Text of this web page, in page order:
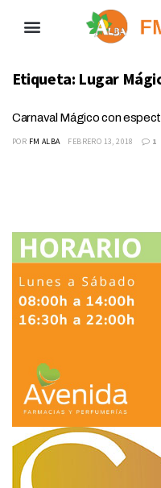
Etiqueta: Lugar
Carnaval Mágico con
POR FM ALBA FEBRERO 13, 2018 1